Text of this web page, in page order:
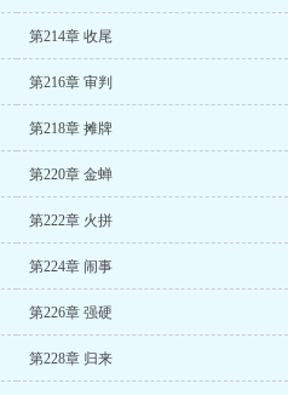
第214章 收尾
第216章 审判
第218章 摊牌
第220章 金蝉
第222章 火拼
第224章 闹事
第226章 强硬
第228章 归来